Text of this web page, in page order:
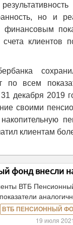
но и
счета
по всем
декабря 2019
своими
клиентам
фонд внесли
ВТБ
ВТБ ПЕНСИОННЫЙ
19 июля 2021